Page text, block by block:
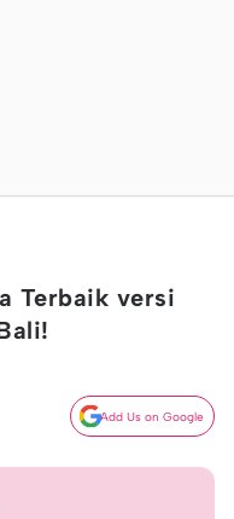
Terbaik versi
Add Us on Google